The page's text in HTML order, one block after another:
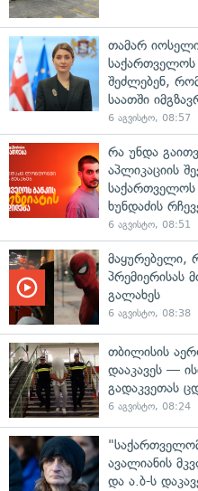
თამარ
საქართველოს
შეძლებენ,
საათში
6 აგვისტო, 08:57
რა უნდა
აპლიკაციის
საქართველოს
ხუნდაძის
6 აგვისტო, 08:51
მაყურებელი,
პრემიერისას
გალახეს
6 აგვისტო, 08:38
თბილისის
დააკავეს —
გადაკვეთას
6 აგვისტო, 08:24
ავალიანის
და ა.ბ-ს